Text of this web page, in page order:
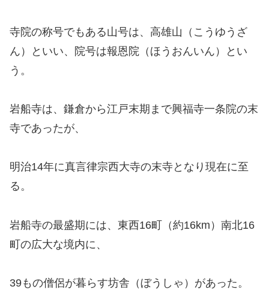
寺院の称号でもある山号は、高雄山（こうゆうざ
ん）といい、院号は報恩院（ほうおんいん）とい
う。
岩船寺は、鎌倉から江戸末期まで興福寺一条院の末
寺であったが、
明治14年に真言律宗西大寺の末寺となり現在に至
る。
岩船寺の最盛期には、東西16町（約16km）南北16
町の広大な境内に、
39もの僧侶が暮らす坊舎（ぼうしゃ）があった。